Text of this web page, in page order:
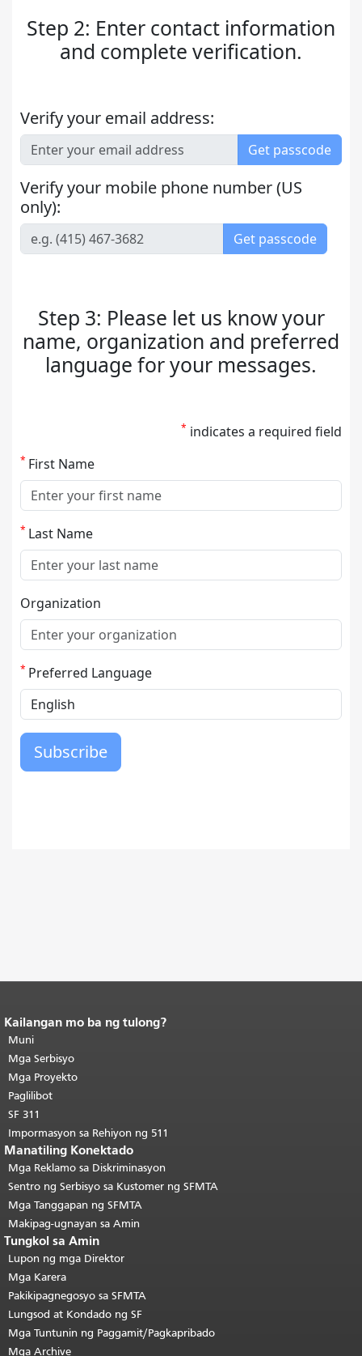
Katapusan ng nilalaman ng
pahina.
pahinang ito ay nauulit sa bawat
pahina.Bumalik sa itaas ng
pangunahing nilalaman
Kailangan mo ba ng tulong?
Muni
Mga Serbisyo
Mga Proyekto
Paglilibot
SF 311
Impormasyon sa Rehiyon ng 511
Manatiling Konektado
Mga Reklamo sa Diskriminasyon
Sentro ng Serbisyo sa Kustomer ng SFMTA
Mga Tanggapan ng SFMTA
Makipag-ugnayan sa Amin
Tungkol sa Amin
Lupon ng mga Direktor
Mga Karera
Pakikipagnegosyo sa SFMTA
Lungsod at Kondado ng SF
Mga Tuntunin ng Paggamit/Pagkapribado
Mga Archive